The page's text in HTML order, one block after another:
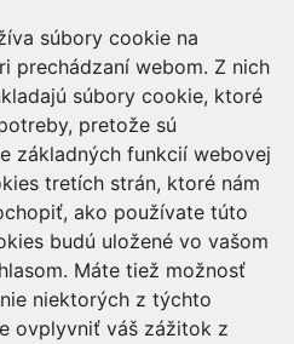
súbory cookie na
prechádzaní webom. Z nich
súbory cookie, ktoré
pretože sú
základných funkcií webovej
tretích strán, ktoré nám
ako používate túto
budú uložené vo vašom
Máte tiež možnosť
niektorých z týchto
ovplyvniť váš zážitok z